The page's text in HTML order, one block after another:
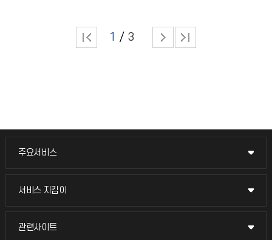
1 3
주요서비스
주요서비스
교무회의방송
서비스 지킴이
서비스 지킴이
묻고 답하기
관련사이트
관련사이트